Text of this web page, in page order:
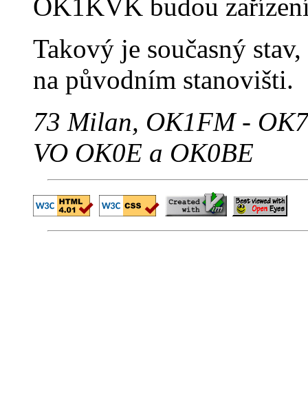
OK1KVK budou
Takový je současný
na původním stanovišti.
73 Milan, OK1FM -
VO OK0E a OK0BE